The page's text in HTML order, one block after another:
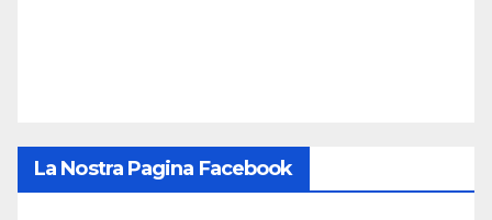
La Nostra Pagina Facebook